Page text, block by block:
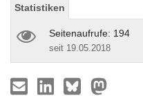
Statistiken
Seitenaufrufe: 194
seit 19.05.2018